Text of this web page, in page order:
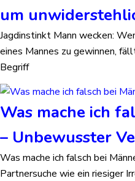
um
Jagdinstinkt Mann wecken:
eines Mannes zu gewinnen,
Begriff
Was mache ich
– Unbewusster
Was mache ich falsch bei
Partnersuche wie ein riesiger